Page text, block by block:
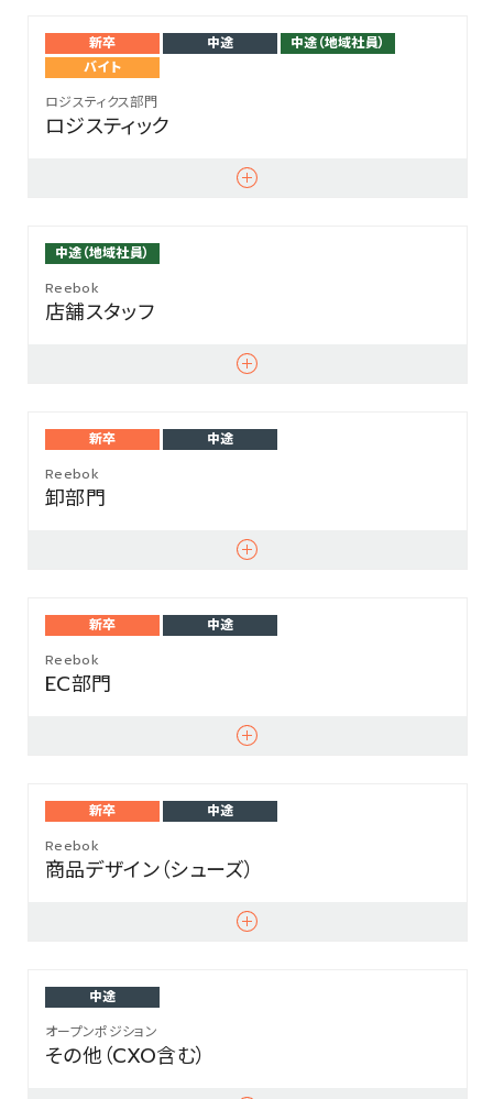
新卒 中途
中途（地域社員）
バイト
ロジスティクス部門
ロジスティック
中途（地域社員）
Reebok
店舗スタッフ
新卒
中途
Reebok
卸部門
新卒
中途
Reebok
EC部門
新卒
中途
Reebok
商品デザイン（シューズ）
中途
オープンポジション
その他（CXO含む）